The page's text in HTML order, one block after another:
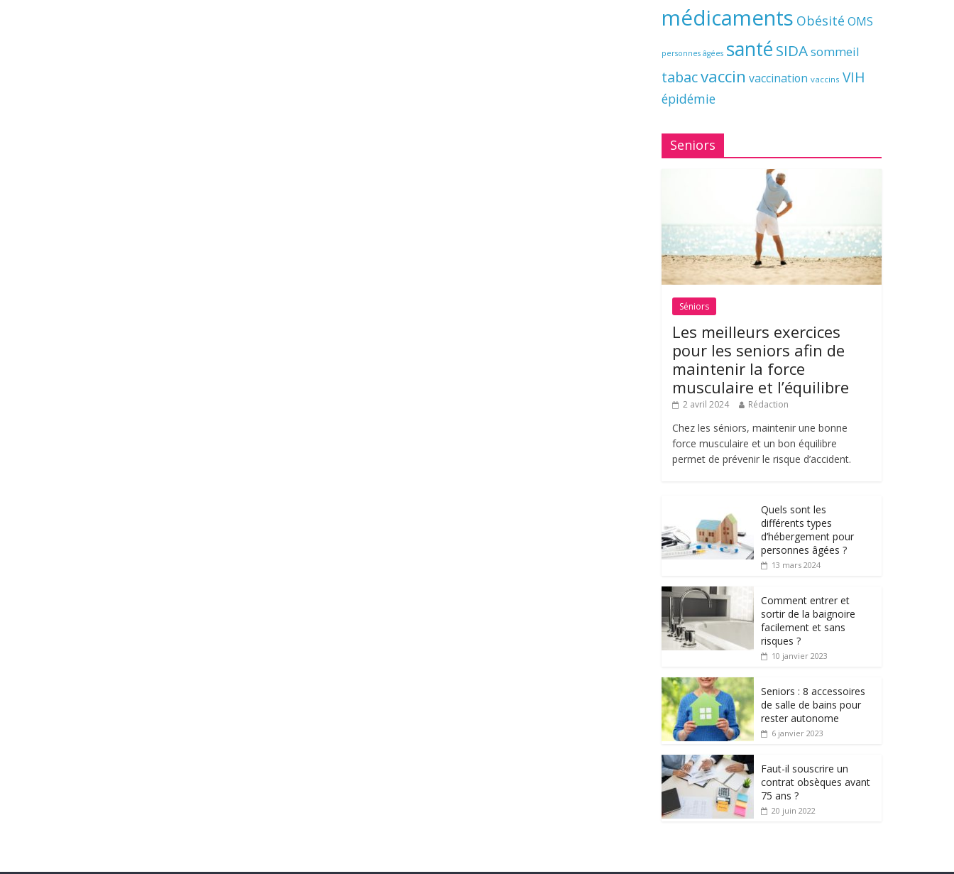
médicaments Obésité OMS
personnes âgées santé SIDAsommeil
tabacvaccin vaccination vaccins VIH
épidémie
Seniors
Séniors
Les meilleurs exercices
pour les seniors afin de
maintenir la force
musculaire et l’équilibre
2 avril 2024 Rédaction
Chez les séniors, maintenir une bonne
force musculaire et un bon équilibre
permet de prévenir le risque d’accident.
Quels sont les
différents types
d’hébergement pour
personnes âgées ?
13 mars 2024
Comment entrer et
sortir de la baignoire
facilement et sans
risques ?
10 janvier 2023
Seniors : 8 accessoires
de salle de bains pour
rester autonome
6 janvier 2023
Faut-il souscrire un
contrat obsèques avant
75 ans ?
20 juin 2022